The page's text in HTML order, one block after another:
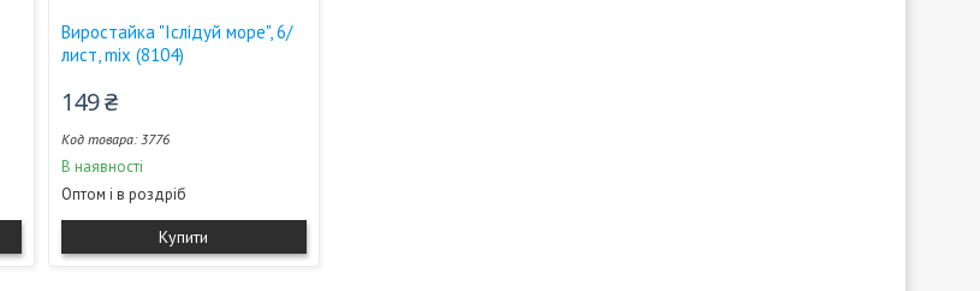
Виростайка "Іслідуй море", 6/
лист, mix (8104)
149 ₴
3776
В наявності
Оптом і в роздріб
Купити